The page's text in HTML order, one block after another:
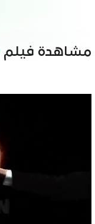
مشاهدة فيلم